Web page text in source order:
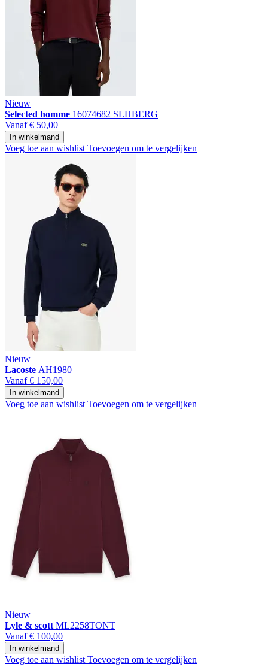
Nieuw
Selected homme 16074682 SLHBERG
Vanaf € 50,00
In winkelmand
Voeg toe aan wishlist Toevoegen om te vergelijken
Nieuw
Lacoste AH1980
Vanaf € 150,00
In winkelmand
Voeg toe aan wishlist Toevoegen om te vergelijken
Nieuw
Lyle & scott ML2258TONT
Vanaf € 100,00
In winkelmand
Voeg toe aan wishlist Toevoegen om te vergelijken